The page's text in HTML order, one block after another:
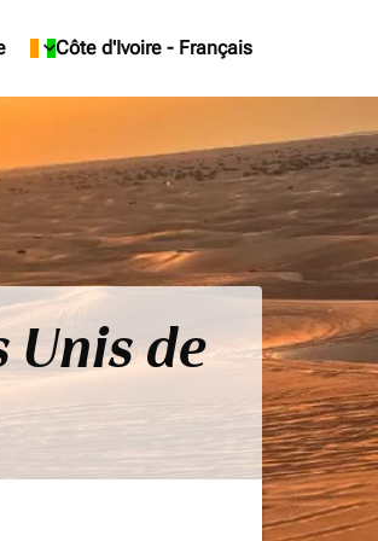
Côte d'Ivoire - Français
keyboard_arrow_down
Unis de